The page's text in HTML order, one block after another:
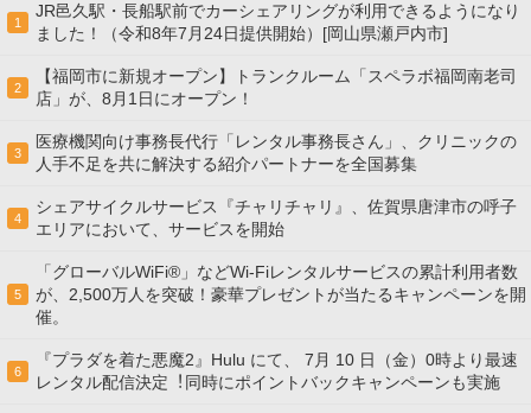
1
JR邑久駅・長船駅前でカーシェアリングが利用できるようになり
ました！（令和8年7月24日提供開始）[岡山県瀬戸内市]
2
【福岡市に新規オープン】トランクルーム「スペラボ福岡南老司
店」が、8月1日にオープン！
3
医療機関向け事務長代行「レンタル事務長さん」、クリニックの
人手不足を共に解決する紹介パートナーを全国募集
4
シェアサイクルサービス『チャリチャリ』、佐賀県唐津市の呼子
エリアにおいて、サービスを開始
5
「グローバルWiFi®」などWi-Fiレンタルサービスの累計利用者数
が、2,500万人を突破！豪華プレゼントが当たるキャンペーンを開
催。
6
『プラダを着た悪魔2』Hulu にて、 7⽉ 10 ⽇（金）0時より最速
レンタル配信決定︕同時にポイントバックキャンペーンも実施